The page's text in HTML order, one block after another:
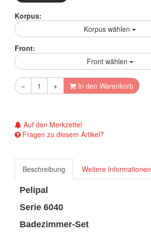
Korpus:
Korpus wählen
Front:
Front wählen
− + In den Warenkorb
Auf den Merkzettel
Fragen zu diesem Artikel?
Beschreibung Weitere Informationen
Pelipal
Serie 6040
Badezimmer-Set